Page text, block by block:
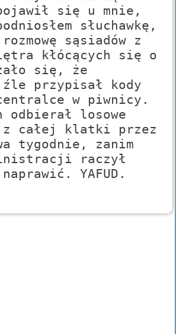
się u mnie,
słuchawkę,
rozmowę sąsiadów z
kłócących się o
się, że
przypisał kody
w piwnicy.
odbierał losowe
z całej klatki przez
tygodnie, zanim
raczył
YAFUD.